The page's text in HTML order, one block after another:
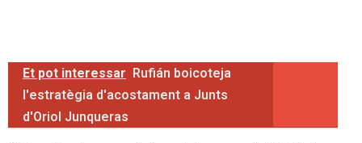
Et pot interessar Rufián boicoteja
l'estratègia d'acostament a Junts
d'Oriol Junqueras